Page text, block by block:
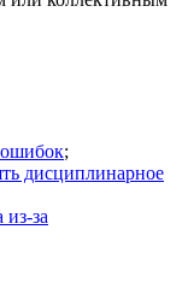
;
дисциплинарное
за